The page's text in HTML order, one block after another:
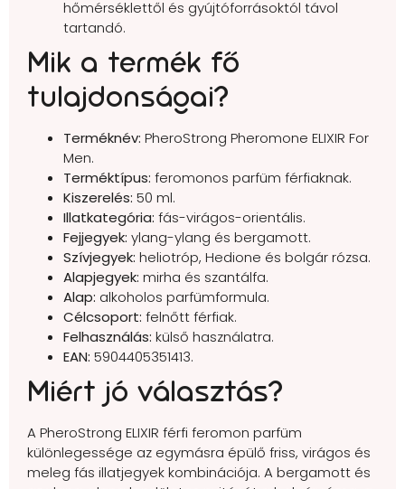
hőmérséklettől és gyújtóforrásoktól távol
tartandó.
Mik a termék fő
tulajdonságai?
Terméknév: PheroStrong Pheromone ELIXIR For
Men.
Terméktípus: feromonos parfüm férfiaknak.
Kiszerelés: 50 ml.
Illatkategória: fás-virágos-orientális.
Fejjegyek: ylang-ylang és bergamott.
Szívjegyek: heliotróp, Hedione és bolgár rózsa.
Alapjegyek: mirha és szantálfa.
Alap: alkoholos parfümformula.
Célcsoport: felnőtt férfiak.
Felhasználás: külső használatra.
EAN: 5904405351413.
Miért jó választás?
A PheroStrong ELIXIR férfi feromon parfüm
különlegessége az egymásra épülő friss, virágos és
meleg fás illatjegyek kombinációja. A bergamott és